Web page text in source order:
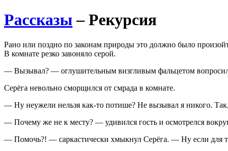
Рассказы– Рекурсия
Рано или поздно по законам природы это должно было
В комнате резко завоняло серой.
— Вызывал? — оглушительным визгливым фальцетом
Серёга невольно сморщился от смрада в комнате.
— Ну неужели нельзя как-то потише? Не вызывал я никого.
— Почему же не к месту? — удивился гость и осмотрелся
— Помочь?! — саркастически хмыкнул Серёга. — Ну если для